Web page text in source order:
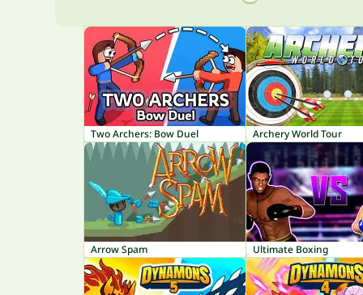
Two Archers: Bow Duel Archery World Tour
Arrow Spam Ultimate Boxing